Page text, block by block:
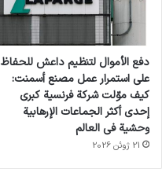
دفع الأموال لتنظيم داعش للحفاظ
على استمرار عمل مصنع أسمنت:
كيف موّلت شركة فرنسية كبرى
إحدى أكثر الجماعات الإرهابية
وحشية في العالم
21 ژوئن 2026